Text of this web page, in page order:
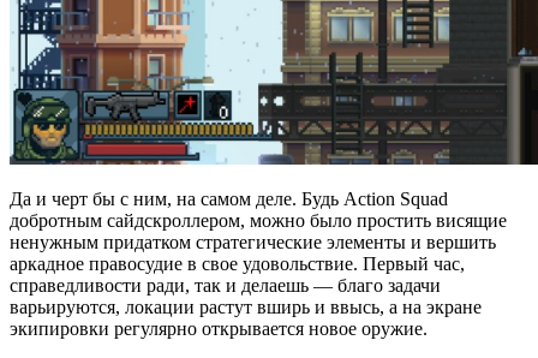
Да и черт бы с ним, на самом деле. Будь Action Squad
добротным сайдскроллером, можно было простить висящие
ненужным придатком стратегические элементы и вершить
аркадное правосудие в свое удовольствие. Первый час,
справедливости ради, так и делаешь — благо задачи
варьируются, локации растут вширь и ввысь, а на экране
экипировки регулярно открывается новое оружие.